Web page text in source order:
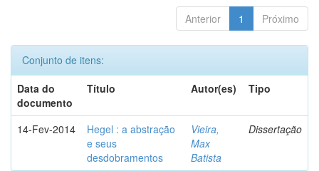
Anterior 1 Próximo
Conjunto de itens:
Data do
documento
Título Autor(es) Tipo
14-Fev-2014
Hegel : a abstração
e seus
desdobramentos
Vieira,
Max
Batista
Dissertação